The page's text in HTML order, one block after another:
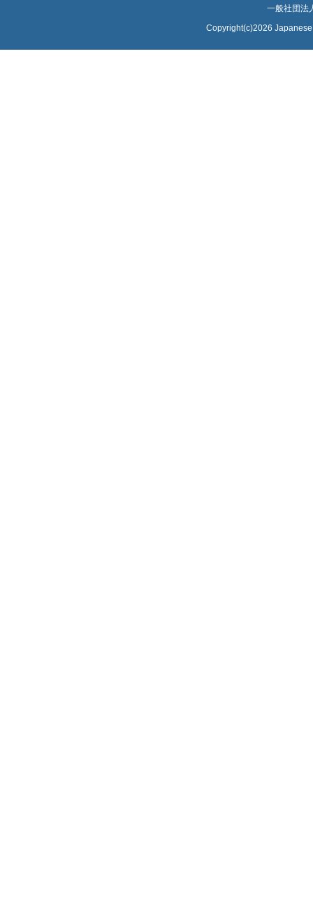
一般社団法
Copyright(c)2026